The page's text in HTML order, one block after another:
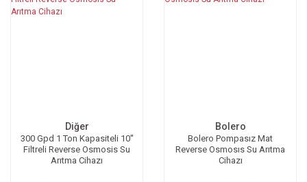
Diğer
300 Gpd 1 Ton Kapasiteli 10''
Filtreli Reverse Osmosis Su
Arıtma Cihazı
Bolero
Bolero Pompasız Mat
Reverse Osmosıs Su Arıtma
Cihazı